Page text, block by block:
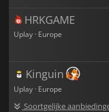
HRKGAME
Uplay · Europe
Kinguin
Uplay · Europe
Soortgelijke